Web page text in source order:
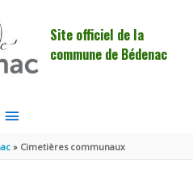
Site officiel de la
commune de Bédenac
MENU
PRINCIPAL
Cimetières communaux